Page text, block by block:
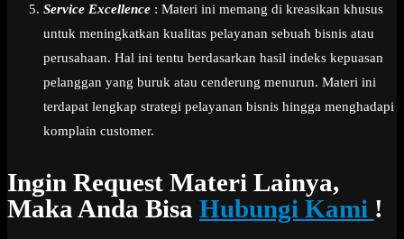
Service Excellence : Materi ini memang di kreasikan khusus
untuk meningkatkan kualitas pelayanan sebuah bisnis atau
perusahaan. Hal ini tentu berdasarkan hasil indeks kepuasan
pelanggan yang buruk atau cenderung menurun. Materi ini
terdapat lengkap strategi pelayanan bisnis hingga menghadapi
komplain customer.
Ingin Request Materi Lainya,
Maka Anda Bisa Hubungi Kami !